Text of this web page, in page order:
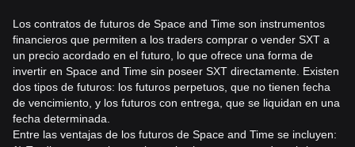
Los contratos de futuros de Space and Time son instrumentos
financieros que permiten a los traders comprar o vender SXT a
un precio acordado en el futuro, lo que ofrece una forma de
invertir en Space and Time sin poseer SXT directamente. Existen
dos tipos de futuros: los futuros perpetuos, que no tienen fecha
de vencimiento, y los futuros con entrega, que se liquidan en una
fecha determinada.
Entre las ventajas de los futuros de Space and Time se incluyen: